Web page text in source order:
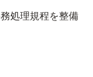
処理規程を整備